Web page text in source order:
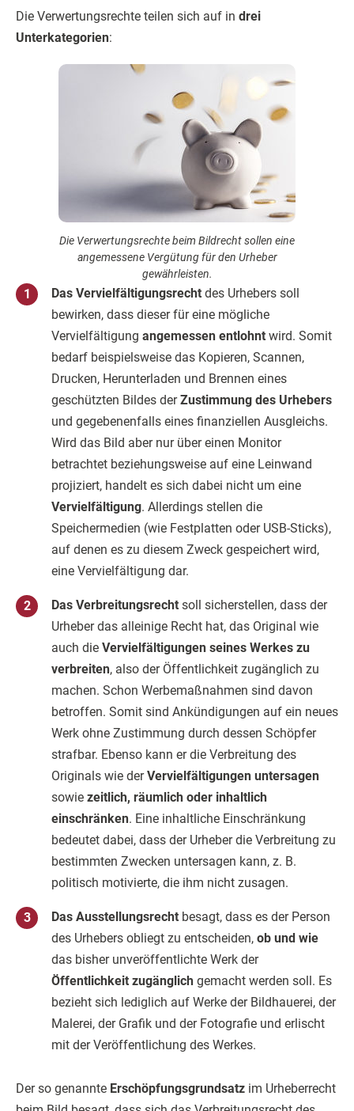
Die Verwertungsrechte teilen sich auf in drei
Unterkategorien:
Die Verwertungsrechte beim Bildrecht sollen eine
angemessene Vergütung für den Urheber
gewährleisten.
Das Vervielfältigungsrecht des Urhebers soll
bewirken, dass dieser für eine mögliche
Vervielfältigung angemessen entlohnt wird. Somit
bedarf beispielsweise das Kopieren, Scannen,
Drucken, Herunterladen und Brennen eines
geschützten Bildes derZustimmung des Urhebers
und gegebenenfalls eines finanziellen Ausgleichs.
Wird das Bild aber nur über einen Monitor
betrachtet beziehungsweise auf eine Leinwand
projiziert, handelt es sich dabei nicht um eine
Vervielfältigung. Allerdings stellen die
Speichermedien (wie Festplatten oder USB-Sticks),
auf denen es zu diesem Zweck gespeichert wird,
eine Vervielfältigung dar.
Das Verbreitungsrecht soll sicherstellen, dass der
Urheber das alleinige Recht hat, das Original wie
auch die Vervielfältigungen seines Werkes zu
verbreiten, also der Öffentlichkeit zugänglich zu
machen. Schon Werbemaßnahmen sind davon
betroffen. Somit sind Ankündigungen auf ein neues
Werk ohne Zustimmung durch dessen Schöpfer
strafbar. Ebenso kann er die Verbreitung des
Originals wie derVervielfältigungen untersagen
sowie zeitlich, räumlich oder inhaltlich
einschränken. Eine inhaltliche Einschränkung
bedeutet dabei, dass der Urheber die Verbreitung zu
bestimmten Zwecken untersagen kann, z. B.
politisch motivierte, die ihm nicht zusagen.
Das Ausstellungsrecht besagt, dass es der Person
des Urhebers obliegt zu entscheiden, ob und wie
das bisher unveröffentlichte Werk der
Öffentlichkeit zugänglich gemacht werden soll. Es
bezieht sich lediglich auf Werke der Bildhauerei, der
Malerei, der Grafik und der Fotografie und erlischt
mit der Veröffentlichung des Werkes.
Der so genannte Erschöpfungsgrundsatz im Urheberrecht